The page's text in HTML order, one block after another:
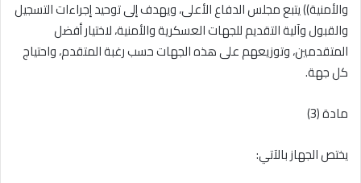
والأمنية)) يتبع مجلس الدفاع الأعلى، ويهدف إلى توحيد إجراءات التسجيل
والقبول وآلية التقديم للجهات العسكرية والأمنية، لاختيار أفضل
المتقدمين، وتوزيعهم على هذه الجهات حسب رغبة المتقدم، واحتياج
كل جهة.
مادة (3)
يختص الجهاز بالآتي: